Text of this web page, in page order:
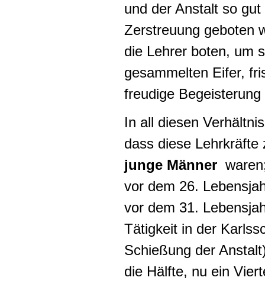
und der Anstalt so
Zerstreuung geboten
die Lehrer boten, um
gesammelten Eifer,
freudige
In all diesen
dass diese Lehrkräfte
junge Männer
vor dem 26.
vor dem 31.
Tätigkeit in der
Schießung der
die Hälfte, nu ein